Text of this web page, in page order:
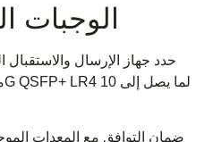
الوجبات
حدد جهاز الإرسال
ضمان التوافق مع المعدات